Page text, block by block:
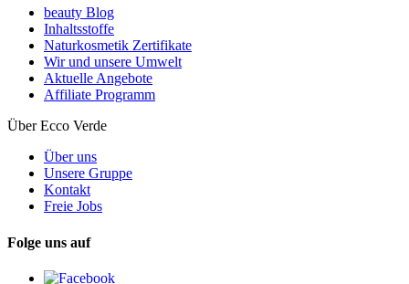
beauty Blog
Inhaltsstoffe
Naturkosmetik Zertifikate
Wir und unsere Umwelt
Aktuelle Angebote
Affiliate Programm
Über Ecco Verde
Über uns
Unsere Gruppe
Kontakt
Freie Jobs
Folge uns auf